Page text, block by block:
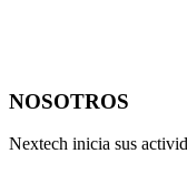
NOSOTROS
Nextech inicia sus